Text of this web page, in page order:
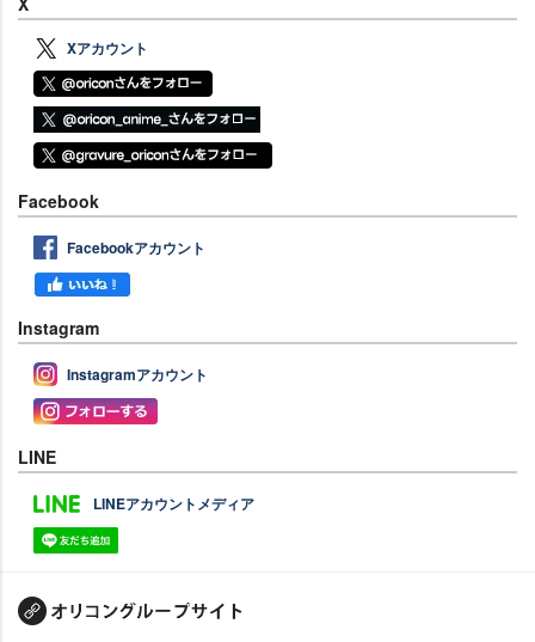
Xアカウント
Facebook
Facebookアカウント
Instagram
Instagramアカウント
LINE
LINEアカウントメディア